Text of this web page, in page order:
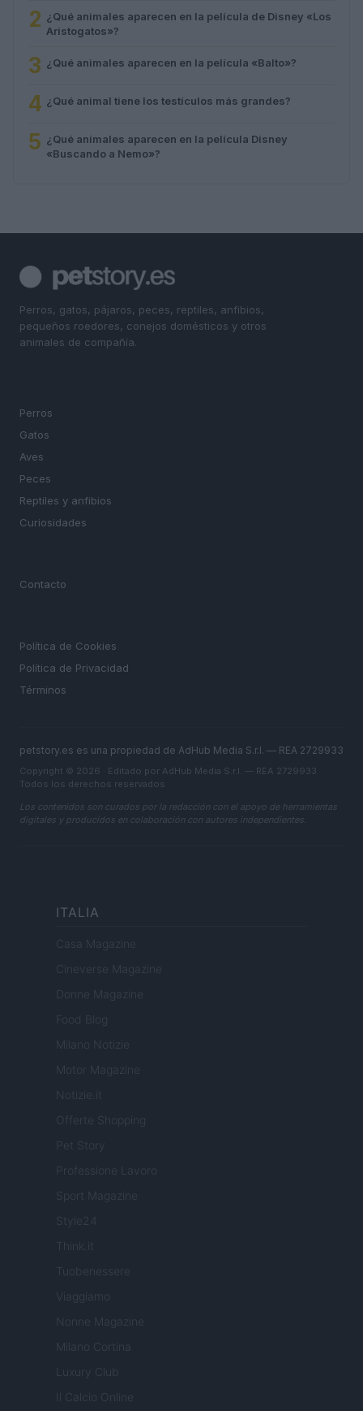
2 ¿Qué animales aparecen en la película de Disney «Los
Aristogatos»?
3 ¿Qué animales aparecen en la película «Balto»?
4 ¿Qué animal tiene los testículos más grandes?
5 ¿Qué animales aparecen en la película Disney
«Buscando a Nemo»?
Perros, gatos, pájaros, peces, reptiles, anfibios,
pequeños roedores, conejos domésticos y otros
animales de compañía.
Perros
Gatos
Aves
Peces
Reptiles y anfibios
Curiosidades
Contacto
Política de Cookies
Política de Privacidad
Términos
petstory.es es una propiedad de AdHub Media S.r.l. — REA 2729933
Copyright © 2026 · Editado por AdHub Media S.r.l. — REA 2729933
Todos los derechos reservados
Los contenidos son curados por la redacción con el apoyo de herramientas
digitales y producidos en colaboración con autores independientes.
ITALIA
Casa Magazine
Cineverse Magazine
Donne Magazine
Food Blog
Milano Notizie
Motor Magazine
Notizie.it
Offerte Shopping
Professione Lavoro
Sport Magazine
Style24
Think.it
Tuobenessere
Viaggiamo
Nonne Magazine
Milano Cortina
Luxury Club
Il Calcio Online